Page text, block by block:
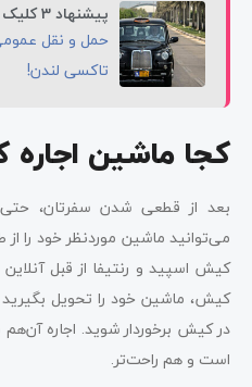
پیشنهاد 3 کلیک
حمل و نقل
تاکسی لندن!
کجا ماشین اجاره
بعد از قطعی شدن سفرتان،
می‌توانید ماشین موردنظر خود را
کیش اسپید و رنتیفا از قبل
کیش، ماشین خود را تحویل
در کیش برخوردار شوید. اجاره
است و هم راحت‌تر.